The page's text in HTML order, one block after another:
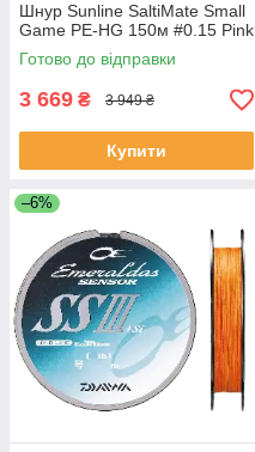
Шнур Sunline SaltiMate Small
Game PE-HG 150м #0.15 Pink
Готово до відправки
3 669 ₴ 3 949 ₴
Купити
–6%